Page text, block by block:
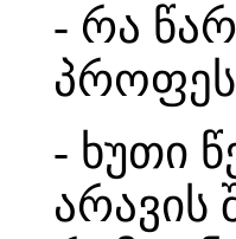
- რა
- ხუთი
არავის